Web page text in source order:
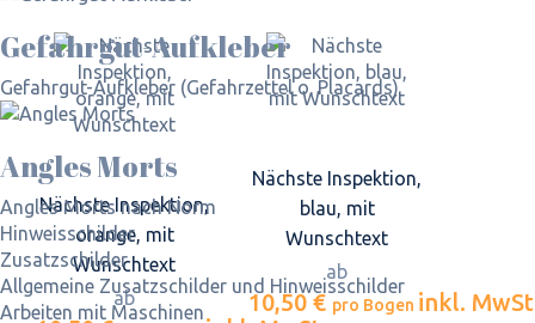
Gefahrgut-Aufkleber
Gefahrgut-Aufkleber (Gefahrzettel o. Placards)
Angles Morts
Angles Morts nach Norm
Hinweisschilder
Zusatzschilder
Allgemeine Zusatzschilder und Hinweisschilder
Arbeiten mit Maschinen
Nächste Inspektion,
orange, mit
Wunschtext
ab
Nächste Inspektion,
blau, mit
Wunschtext
ab
10,50 €pro Bogen inkl.